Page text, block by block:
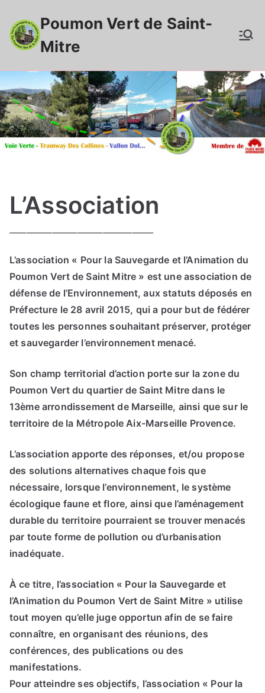
contenu
Poumon Vert de Saint-
Mitre
L’Association
L’association « Pour la Sauvegarde et l’Animation du
Poumon Vert de Saint Mitre » est une association de
défense de l’Environnement, aux statuts déposés en
Préfecture le 28 avril 2015, qui a pour but de fédérer
toutes les personnes souhaitant préserver, protéger
et sauvegarder l’environnement menacé.
Son champ territorial d’action porte sur la zone du
Poumon Vert du quartier de Saint Mitre dans le
13ème arrondissement de Marseille, ainsi que sur le
territoire de la Métropole Aix-Marseille Provence.
L’association apporte des réponses, et/ou propose
des solutions alternatives chaque fois que
nécessaire, lorsque l’environnement, le système
écologique faune et flore, ainsi que l’aménagement
durable du territoire pourraient se trouver menacés
par toute forme de pollution ou d’urbanisation
inadéquate.
À ce titre, l’association « Pour la Sauvegarde et
l’Animation du Poumon Vert de Saint Mitre » utilise
tout moyen qu’elle juge opportun afin de se faire
connaître, en organisant des réunions, des
conférences, des publications ou des
manifestations.
Pour atteindre ses objectifs, l’association « Pour la